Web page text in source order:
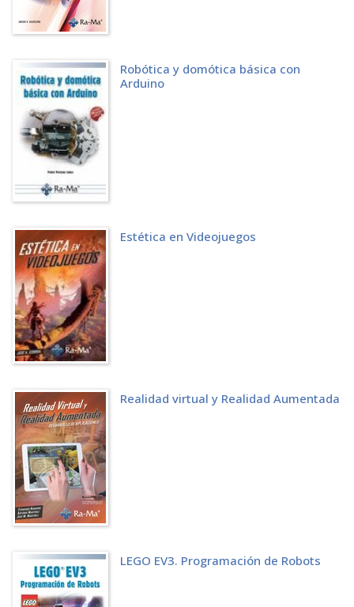
6.1.2 Conclusión
CAPÍTULO 7 UNA COMUNIDAD CIBERNÉTICA
7.1 MULTIJUGADOR
7.3 NUEVO ROL CONTEMPORÁNEO: JUGADOR-AUDIENCIA
7.4 COMUNIDAD DESARROLLADORA
7.5 RETOS GLOSARIO
ACRÓNIMOS
LUDOGRAFÍA
REFERENCIAS
ÍNDICE ALFABÉTICO
Robótica y domótica básica con
Arduino
Estética en Videojuegos
Realidad virtual y Realidad Aumentada
LEGO EV3. Programación de Robots